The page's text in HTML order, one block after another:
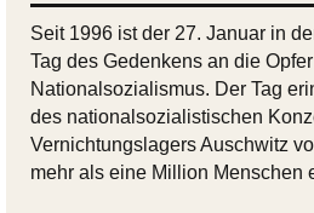
Seit 1996 ist der 27. Januar in
Tag des Gedenkens an die
Nationalsozialismus. Der Tag
des nationalsozialistischen
Vernichtungslagers Auschwitz
mehr als eine Million Menschen